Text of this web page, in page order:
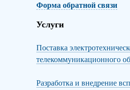
Форма обратной связи
Услуги
Поставка
телекоммуникационного
Разработка и внедрение